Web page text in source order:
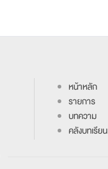
หน้าหลัก
รายการ
บทความ
คลังบทเรียน